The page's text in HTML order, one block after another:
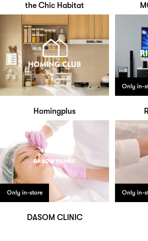
the Chic Habitat
Homingplus
Only in-
Only in-store
DASOM CLINIC
Only in-